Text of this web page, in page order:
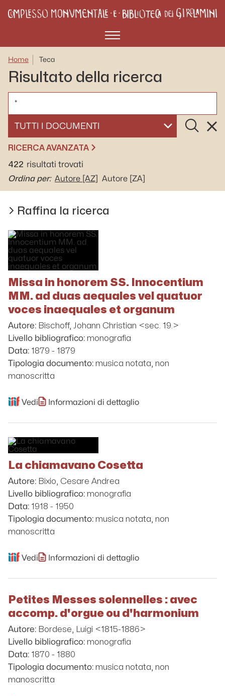
Menù
Home Teca
Risultato della ricerca
SELEZIONA UN DOCUMENTO
Cerca
RICERCA AVANZATA
422 risultati trovati
Ordina per: Autore [AZ] Autore [ZA]
Raffina la ricerca
Missa in honorem SS. Innocentium
MM. ad duas aequales vel quatuor
voces inaequales et organum
Autore: Bischoff, Johann Christian <sec. 19.>
Livello bibliografico: monografia
Data: 1879 - 1879
Tipologia documento: musica notata, non
manoscritta
Vedi Informazioni di dettaglio
La chiamavano Cosetta
Autore: Bixio, Cesare Andrea
Livello bibliografico: monografia
Data: 1918 - 1950
Tipologia documento: musica notata, non
manoscritta
Vedi Informazioni di dettaglio
Petites Messes solennelles : avec
accomp. d'orgue ou d'harmonium
Autore: Bordese, Luigi <1815-1886>
Livello bibliografico: monografia
Data: 1870 - 1880
Tipologia documento: musica notata, non
manoscritta